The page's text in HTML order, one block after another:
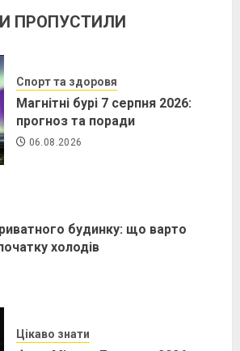
ПРОПУСТИЛИ
Спорт та здоровя
Магнітні бурі 7 серпня 2026:
прогноз та поради
06.08.2026
будинку: що варто
холодів
Цікаво знати